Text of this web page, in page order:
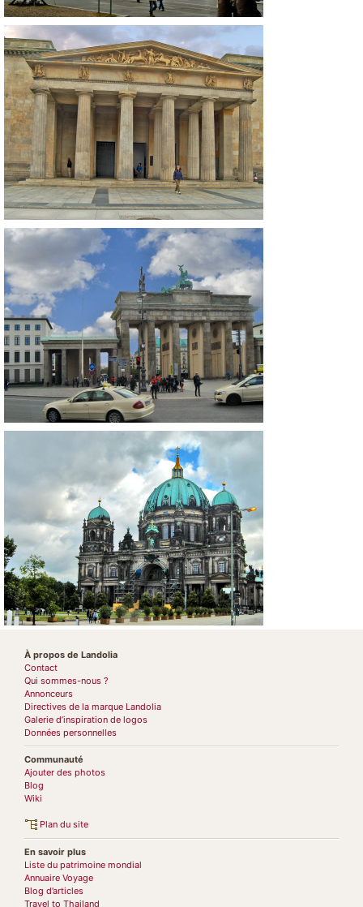
À propos de Landolia
Contact
Qui sommes-nous ?
Annonceurs
Directives de la marque Landolia
Galerie d’inspiration de logos
Données personnelles
Communauté
Ajouter des photos
Blog
Wiki
Plan du site
En savoir plus
Liste du patrimoine mondial
Annuaire Voyage
Blog d’articles
Travel to Thailand